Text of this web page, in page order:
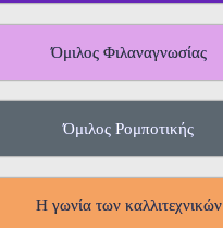
Όμιλος Φιλαναγνωσίας
Όμιλος Ρομποτικής
Η γωνία των καλλιτεχνικών